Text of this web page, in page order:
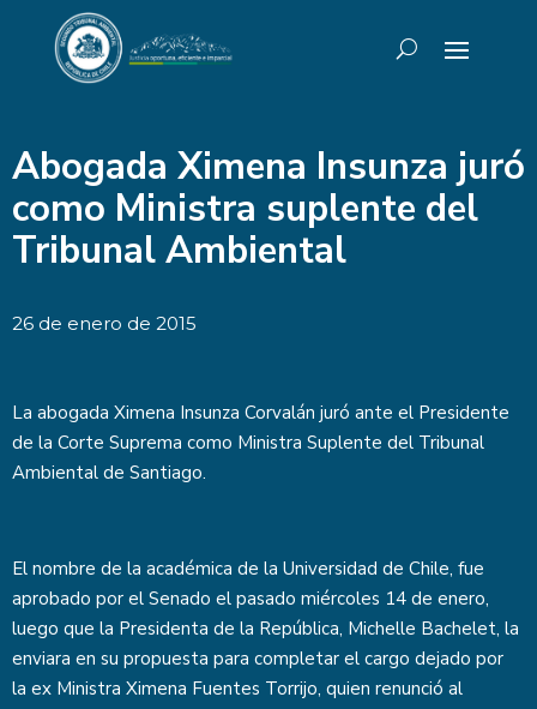
Abogada Ximena Insunza juró
como Ministra suplente del
Tribunal Ambiental
26 de enero de 2015
La abogada Ximena Insunza Corvalán juró ante el Presidente
de la Corte Suprema como Ministra Suplente del Tribunal
Ambiental de Santiago.
El nombre de la académica de la Universidad de Chile, fue
aprobado por el Senado el pasado miércoles 14 de enero,
luego que la Presidenta de la República, Michelle Bachelet, la
enviara en su propuesta para completar el cargo dejado por
la ex Ministra Ximena Fuentes Torrijo, quien renunció al